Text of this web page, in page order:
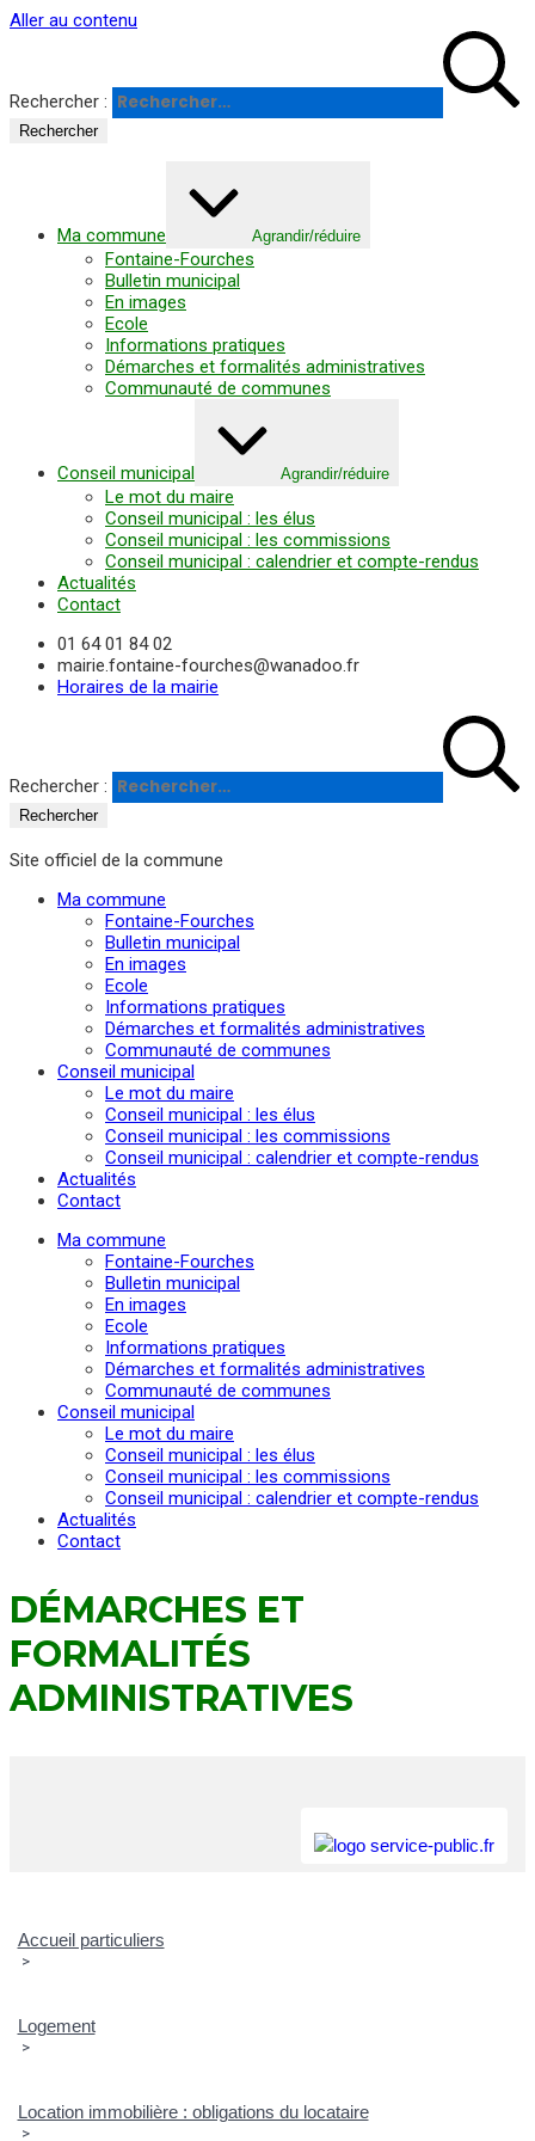
Panneau de gestion des cookies
Aller au contenu
Rechercher :
Ma commune Agrandir/réduire
Fontaine-Fourches
Bulletin municipal
En images
Ecole
Informations pratiques
Démarches et formalités administratives
Communauté de communes
Conseil municipal Agrandir/réduire
Le mot du maire
Conseil municipal : les élus
Conseil municipal : les commissions
Conseil municipal : calendrier et compte-rendus
Actualités
Contact
01 64 01 84 02
mairie.fontaine-fourches@wanadoo.fr
Horaires de la mairie
Rechercher :
Site officiel de la commune
Ma commune
Fontaine-Fourches
Bulletin municipal
En images
Ecole
Informations pratiques
Démarches et formalités administratives
Communauté de communes
Conseil municipal
Le mot du maire
Conseil municipal : les élus
Conseil municipal : les commissions
Conseil municipal : calendrier et compte-rendus
Actualités
Contact
Ma commune
Fontaine-Fourches
Bulletin municipal
En images
Ecole
Informations pratiques
Démarches et formalités administratives
Communauté de communes
Conseil municipal
Le mot du maire
Conseil municipal : les élus
Conseil municipal : les commissions
Conseil municipal : calendrier et compte-rendus
Actualités
Contact
DÉMARCHES ET
FORMALITÉS
ADMINISTRATIVES
Accueil particuliers
>
Logement
>
Location immobilière : obligations du locataire
>